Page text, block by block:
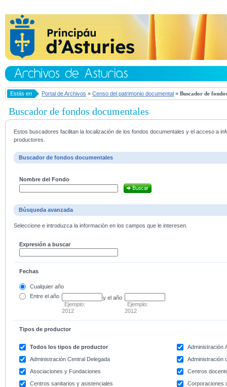
Estás en Portal de Archivos » Censo del patrimonio documental » Buscador de
Buscador de fondos documentales
Estos buscadores facilitan la localización de los fondos documentales y el acceso a
productores.
Buscador de fondos documentales
Nombre del Fondo
Búsqueda avanzada
Seleccione e introduzca la información en los campos que le interesen.
Expresión a buscar
Fechas
Cualquier año
Entre el año
Ejemplo:
2012
y el año
Ejemplo:
2012
Tipos de productor
Todos los tipos de productor
Administración
Administración Central Delegada
Administración
Asociaciones y Fundaciones
Centros
Centros sanitarios y asistenciales
Corporaciones